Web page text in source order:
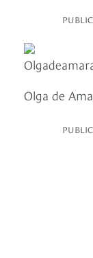
Olga de